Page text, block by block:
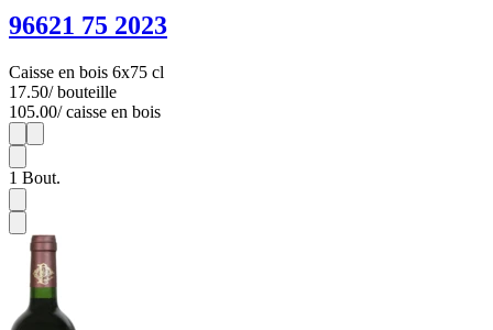
96621 75 2023
Caisse en bois 6x75 cl
17.50/ bouteille
105.00/ caisse en bois
1
1 Bout.